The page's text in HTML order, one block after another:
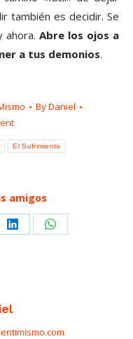
también es decidir. Se
ahora. Abre los ojos a
a tus demonios.
ByDaniel
El Sufrimiento
amigos
Share Share